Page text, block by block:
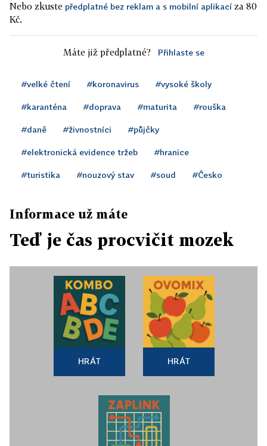
Nebo zkuste předplatné bez reklam a s mobilní aplikací za 80
Kč.
Máte již předplatné? Přihlaste se
#velké čtení #koronavirus #vysoké školy
#karanténa #doprava #maturita #rouška
#daně #živnostníci #půjčky
#elektronická evidence tržeb #hranice
#turistika #nouzový stav #soud #Česko
Informace už máte
Teď je čas procvičit mozek
HRÁT HRÁT